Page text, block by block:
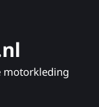
motorkleding